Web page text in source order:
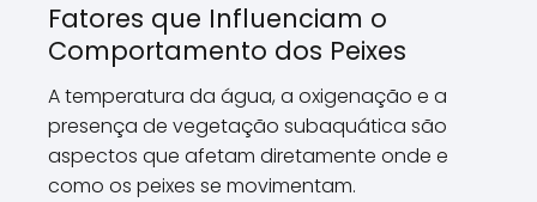
Fatores que Influenciam o
Comportamento dos Peixes
A temperatura da água, a oxigenação e a
presença de vegetação subaquática são
aspectos que afetam diretamente onde e
como os peixes se movimentam.